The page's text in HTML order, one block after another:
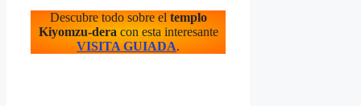
Descubre todo sobre el templo
Kiyomzu-dera con esta interesante
VISITA GUIADA.